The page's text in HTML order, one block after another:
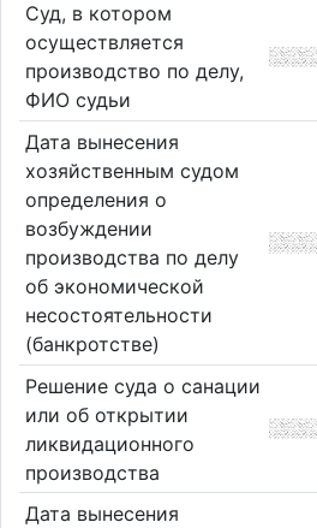
Суд, в котором
осуществляется
производство по делу,
ФИО судьи
Дата вынесения
хозяйственным судом
определения о
возбуждении
производства по делу
об экономической
несостоятельности
(банкротстве)
Решение суда о санации
или об открытии
ликвидационного
производства
Дата вынесения